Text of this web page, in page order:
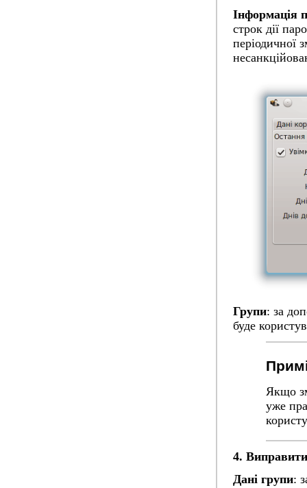
Інформація
строк дії
періодичної
Групи: за
буде
Якщо
уже
4. Виправити
Дані групи: